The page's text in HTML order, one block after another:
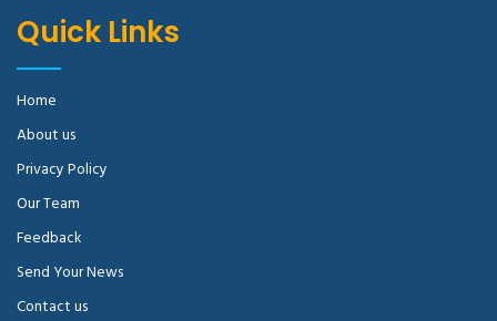
Quick Links
Home
About us
Privacy Policy
Our Team
Feedback
Send Your News
Contact us